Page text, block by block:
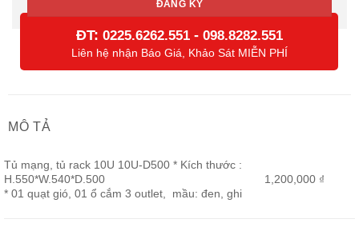
ĐT: 0225.6262.551 - 098.8282.551
Liên hệ nhận Báo Giá, Khảo Sát MIỄN PHÍ
MÔ TẢ
Tủ mạng, tủ rack 10U 10U-D500 * Kích thước :
H.550*W.540*D.500
* 01 quạt gió, 01 ổ cắm 3 outlet, mầu: đen, ghi
1,200,000 ₫